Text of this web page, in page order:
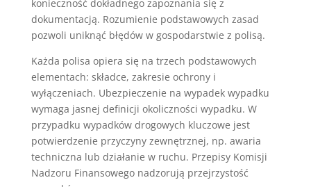
konieczność dokładnego zapoznania się z
dokumentacją. Rozumienie podstawowych zasad
pozwoli uniknąć błędów w gospodarstwie z polisą.
Każda polisa opiera się na trzech podstawowych
elementach: składce, zakresie ochrony i
wyłączeniach. Ubezpieczenie na wypadek wypadku
wymaga jasnej definicji okoliczności wypadku. W
przypadku wypadków drogowych kluczowe jest
potwierdzenie przyczyny zewnętrznej, np. awaria
techniczna lub działanie w ruchu. Przepisy Komisji
Nadzoru Finansowego nadzorują przejrzystość